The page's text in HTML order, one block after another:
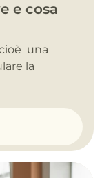
e cosa
una
la